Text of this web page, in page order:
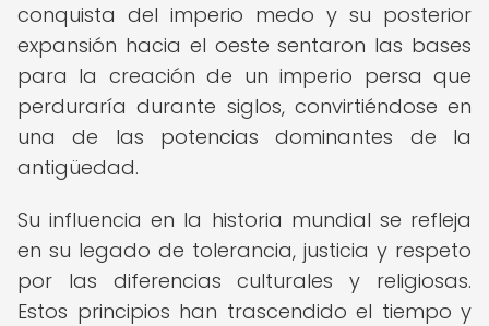
conquista del imperio medo y su posterior
expansión hacia el oeste sentaron las bases
para la creación de un imperio persa que
perduraría durante siglos, convirtiéndose en
una de las potencias dominantes de la
antigüedad.
Su influencia en la historia mundial se refleja
en su legado de tolerancia, justicia y respeto
por las diferencias culturales y religiosas.
Estos principios han trascendido el tiempo y